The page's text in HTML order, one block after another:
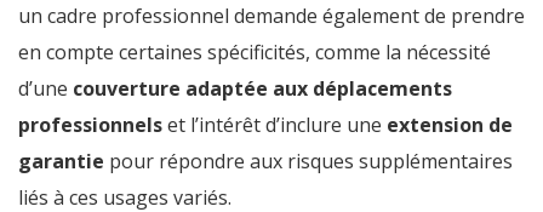
un cadre professionnel demande également de prendre
en compte certaines spécificités, comme la nécessité
d’une couverture adaptée aux déplacements
professionnelset l’intérêt d’inclure une extension de
garantie pour répondre aux risques supplémentaires
liés à ces usages variés.